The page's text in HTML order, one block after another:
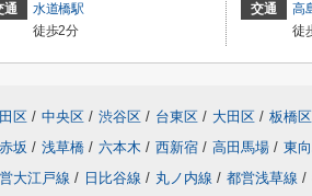
通
水道橋駅
徒歩2分
交通
高
徒
区 / 中央区 / 渋谷区 / 台東区 / 大田区 / 板橋区
赤坂 / 浅草橋 / 六本木 / 西新宿 / 高田馬場 / 東
大江戸線 / 日比谷線 / 丸ノ内線 / 都営浅草線 /